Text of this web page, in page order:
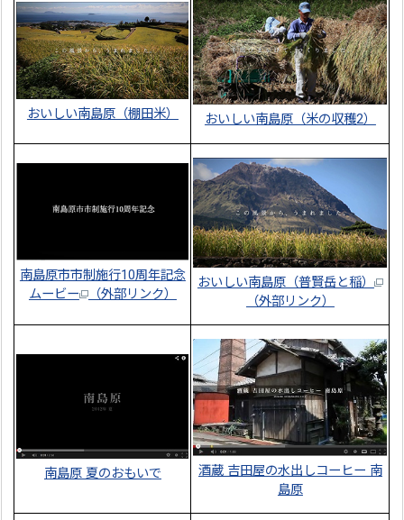
おいしい南島原（棚田米） おいしい南島原（米の収穫2）
南島原市市制施行10周年記念
ムービー
（外部リンク）
おいしい南島原（普賢岳と稲）
（外部リンク）
南島原 夏のおもいで
酒蔵 吉田屋の水出しコーヒー 南
島原